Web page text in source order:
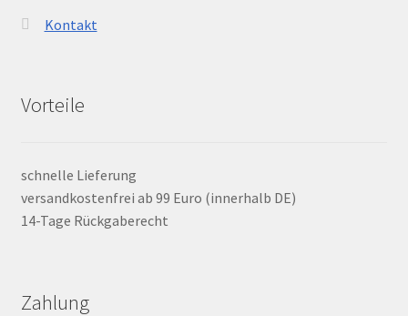
Kontakt
Vorteile
schnelle Lieferung
versandkostenfrei ab 99 Euro (innerhalb DE)
14-Tage Rückgaberecht
Zahlung